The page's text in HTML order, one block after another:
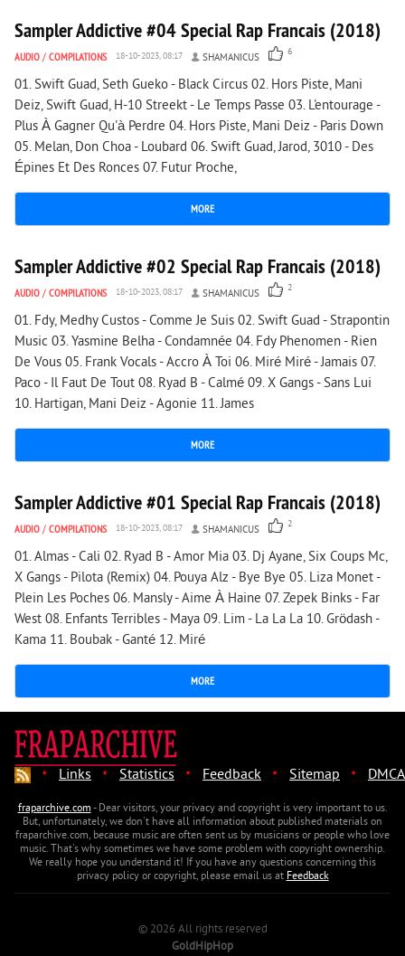
Sampler Addictive #04 Special Rap Francais (2018)
AUDIO / COMPILATIONS 18-10-2023, 08:17 SHAMANICUS 6
01. Swift Guad, Seth Gueko - Black Circus 02. Hors Piste, Mani
Deiz, Swift Guad, H-10 Streekt - Le Temps Passe 03. L'entourage -
Plus À Gagner Qu'à Perdre 04. Hors Piste, Mani Deiz - Paris Down
05. Melan, Don Choa - Loubard 06. Swift Guad, Jarod, 3010 - Des
Épines Et Des Ronces 07. Futur Proche,
MORE
3 198 0
Sampler Addictive #02 Special Rap Francais (2018)
AUDIO / COMPILATIONS 18-10-2023, 08:17 SHAMANICUS 2
01. Fdy, Medhy Custos - Comme Je Suis 02. Swift Guad - Strapontin
Music 03. Yasmine Belha - Condamnée 04. Fdy Phenomen - Rien
De Vous 05. Frank Vocals - Accro À Toi 06. Miré Miré - Jamais 07.
Paco - Il Faut De Tout 08. Ryad B - Calmé 09. X Gangs - Sans Lui
10. Hartigan, Mani Deiz - Agonie 11. James
MORE
1 967 0
Sampler Addictive #01 Special Rap Francais (2018)
AUDIO / COMPILATIONS 18-10-2023, 08:17 SHAMANICUS 2
01. Almas - Cali 02. Ryad B - Amor Mia 03. Dj Ayane, Six Coups Mc,
X Gangs - Pilota (Remix) 04. Pouya Alz - Bye Bye 05. Liza Monet -
Plein Les Poches 06. Mansly - Aime À Haine 07. Zepek Binks - Far
West 08. Enfants Terribles - Maya 09. Lim - La La La 10. Grödash -
Kama 11. Boubak - Ganté 12. Miré
MORE
· Links · Statistics · Feedback · Sitemap · DMCA
fraparchive.com- Dear visitors, your privacy and copyright is very important to us.
But, unfortunately, we don't have all information about published materials on
fraparchive.com, because music are often sent us by musicians or people who love
music. That's why sometimes we have some problem with copyright ownership.
We really hope you understand it! If you have any questions concerning this
privacy policy or copyright, please email us atFeedback
© 2026 All rights reserved
GoldHipHop